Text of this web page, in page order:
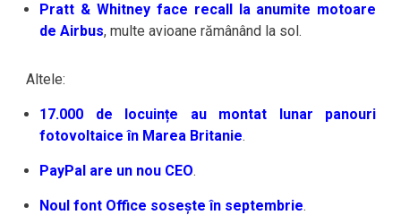
Pratt & Whitney face recall la anumite motoare
de Airbus, multe avioane rămânând la sol.
Altele:
17.000 de locuințe au montat lunar panouri
fotovoltaice în Marea Britanie.
PayPal are un nou CEO.
Noul font Office sosește în septembrie.